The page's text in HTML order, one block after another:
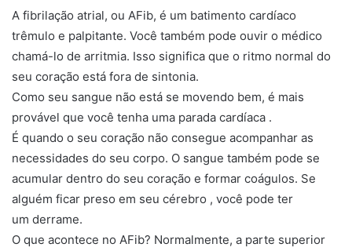
A fibrilação atrial, ou AFib, é um batimento cardíaco
trêmulo e palpitante. Você também pode ouvir o médico
chamá-lo de arritmia. Isso significa que o ritmo normal do
seu coração está fora de sintonia.
Como seu sangue não está se movendo bem, é mais
provável que você tenha uma parada cardíaca .
É quando o seu coração não consegue acompanhar as
necessidades do seu corpo. O sangue também pode se
acumular dentro do seu coração e formar coágulos. Se
alguém ficar preso em seu cérebro , você pode ter
um derrame.
O que acontece no AFib? Normalmente, a parte superior